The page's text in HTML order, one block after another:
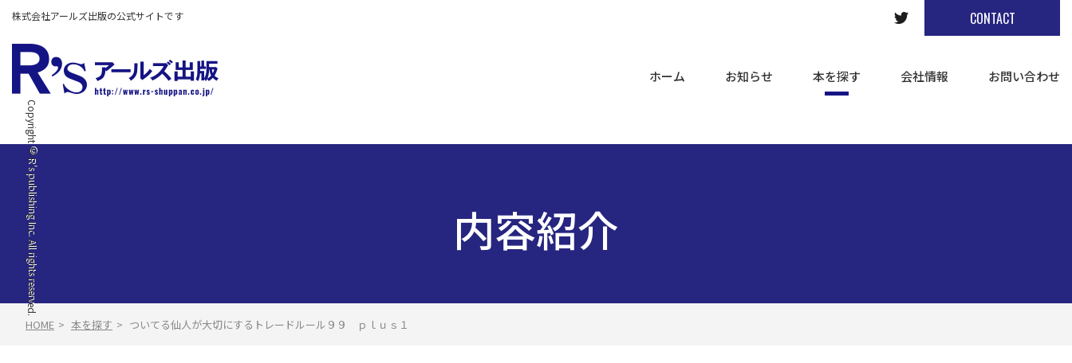
株式会社アールズ出版の公式サイトです CONTACT
ホーム お知らせ 本を探す 会社情報 お問い合わせ
内容紹介
HOME 本を探す ついてる仙人が大切にするトレードルール９９ ｐｌｕｓ１
Copyright © R's publishing Inc. All rights reserved.